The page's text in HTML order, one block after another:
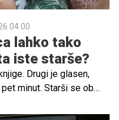
04.00
lahko tako
iste starše?
Drugi je glasen,
minut. Starši se ob
tako različna?